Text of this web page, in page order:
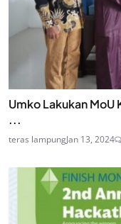
Umko Lakukan
...
teras lampungJan 13, 2024